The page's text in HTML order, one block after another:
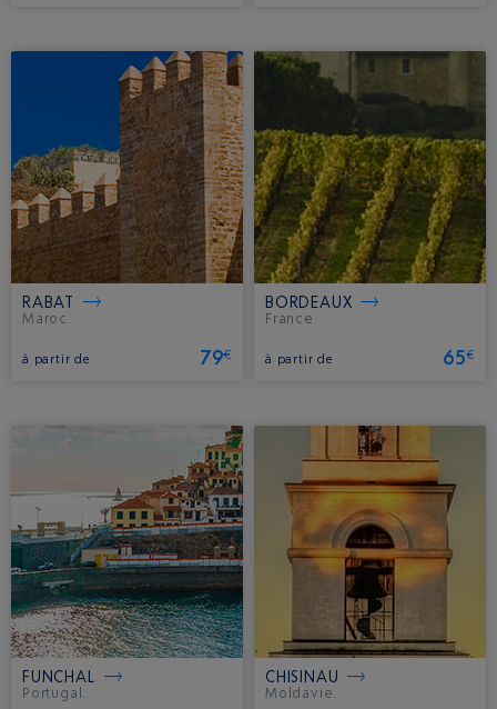
RABAT
Maroc.
à partir de 79€
BORDEAUX
France.
à partir de 65€
FUNCHAL
Portugal.
CHISINAU
Moldavie.